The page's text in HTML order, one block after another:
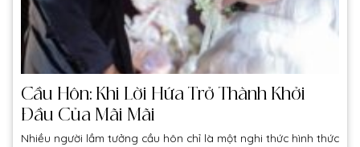
Cầu Hôn: Khi Lời Hứa Trở Thành Khởi
Đầu Của Mãi Mãi
Nhiều người lầm tưởng cầu hôn chỉ là một nghi thức hình thức